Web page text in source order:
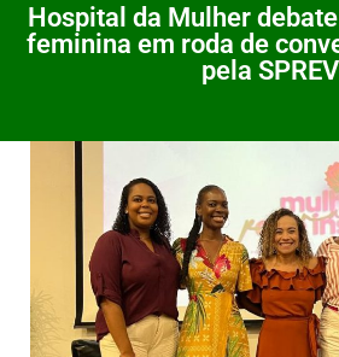
Hospital da Mulher
feminina em roda de
pela SPREV